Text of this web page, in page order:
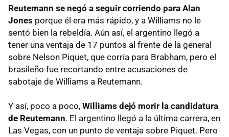
Reutemann se negó a seguir corriendo para Alan
Jones porque él era más rápido, y a Williams no le
sentó bien la rebeldía. Aún así, el argentino llegó a
tener una ventaja de 17 puntos al frente de la general
sobre Nelson Piquet, que corría para Brabham, pero el
brasileño fue recortando entre acusaciones de
sabotaje de Williams a Reutemann.
Y así, poco a poco, Williams dejó morir la candidatura
de Reutemann. El argentino llegó a la última carrera, en
Las Vegas, con un punto de ventaja sobre Piquet. Pero